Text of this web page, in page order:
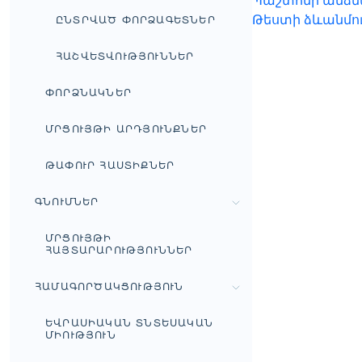
ԸՆՏՐՎԱԾ ՓՈՐՁԱԳԵՏՆԵՐ
ՀԱՇՎԵՏՎՈՒԹՅՈՒՆՆԵՐ
ՓՈՐՁՆԱԿՆԵՐ
ՄՐՑՈՒՅԹԻ ԱՐԴՅՈՒՆՔՆԵՐ
ԹԱՓՈՒՐ ՀԱՍՏԻՔՆԵՐ
ԳՆՈՒՄՆԵՐ
ՄՐՑՈՒՅԹԻ
ՀԱՅՏԱՐԱՐՈՒԹՅՈՒՆՆԵՐ
ՀԱՄԱԳՈՐԾԱԿՑՈՒԹՅՈՒՆ
ԵՎՐԱՍԻԱԿԱՆ ՏՆՏԵՍԱԿԱՆ
ՄԻՈՒԹՅՈՒՆ
Թեստի